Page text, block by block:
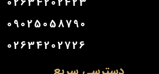
09025058790
02634202726